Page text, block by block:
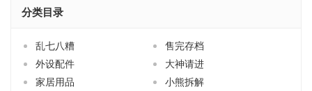
分类目录
乱七八糟
售完存档
外设配件
大神请进
家居用品
小熊拆解